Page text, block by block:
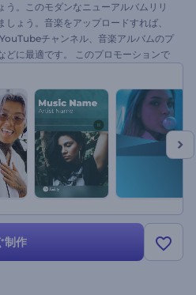
う。このモダンなニューアルバムリリ
ょう。音楽をアップロードすれば、
チャンネル、音楽アルバムのプ
どに最適です。 このプロモーションで
今すぐ試してみてください。"
制作